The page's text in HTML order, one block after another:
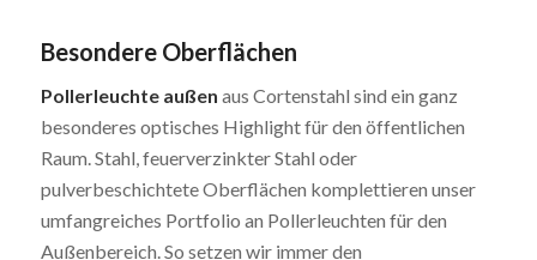
Besondere Oberflächen
Pollerleuchte außen aus Cortenstahl sind ein ganz
besonderes optisches Highlight für den öffentlichen
Raum. Stahl, feuerverzinkter Stahl oder
pulverbeschichtete Oberflächen komplettieren unser
umfangreiches Portfolio an Pollerleuchten für den
Außenbereich. So setzen wir immer den